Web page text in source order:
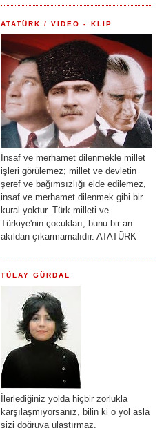
ATATÜRK / VIDEO - KLIP
İnsaf ve merhamet dilenmekle millet
işleri görülemez; millet ve devletin
şeref ve bağımsızlığı elde edilemez,
insaf ve merhamet dilenmek gibi bir
kural yoktur. Türk milleti ve
Türkiye'nin çocukları, bunu bir an
akıldan çıkarmamalıdır. ATATÜRK
TÜLAY GÜRDAL
İlerlediğiniz yolda hiçbir zorlukla
karşılaşmıyorsanız, bilin ki o yol asla
sizi doğruya ulaştırmaz.